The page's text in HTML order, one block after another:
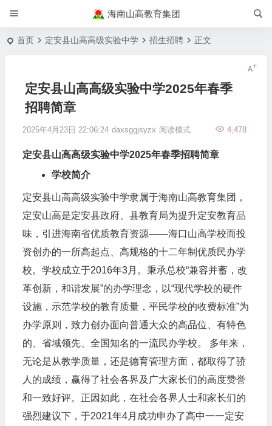
海南山高教育集团
首页 定安县山高高级实验中学 招生招聘 正文
定安县山高高级实验中学2025年春季
招聘简章
2025年4月23日 22:06:24 daxsggjsyzx 4,478
阅读模式
定安县山高高级实验中学2025年春季招聘简章
学校简介
定安县山高高级实验中学隶属于海南山高教育集团，
定安山高是定安县政府、县教育局为提升定安教育品
味，引进海南省优质教育资源——海口山高学校而投
资创办的一所高起点、高规格的十二年制优质民办学
校。学校成立于2016年3月。秉承总校“兼容并蓄，改
革创新，和谐发展”的办学理念，以“现代学校的硬件
设施，示范学校的教育质量，平民学校的收费标准”为
办学原则，致力创办面向普通大众的高品位、有特色
的、省域领先、全国知名的一流民办学校。 多年来，
无论是从教学质量，还是德育管理方面，都取得了骄
人的成绩，赢得了社会各界及广大家长们的高度赞誉
和一致好评。正因如此，在社会各界人士和家长们的
强烈建议下，于2021年4月成功申办了高中一一定安